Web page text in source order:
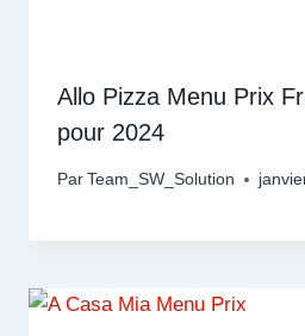
Allo Pizza Menu Prix
pour 2024
Par Team_SW_Solution